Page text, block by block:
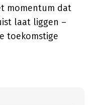
momentum dat
laat liggen –
toekomstige